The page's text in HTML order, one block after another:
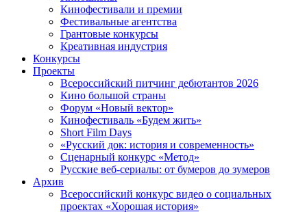
Кинофестивали и премии
Фестивальные агентства
Грантовые конкурсы
Креативная индустрия
Конкурсы
Проекты
Всероссийский питчинг дебютантов 2026
Кино большой страны
Форум «Новый вектор»
Кинофестиваль «Будем жить»
Short Film Days
«Русский док: история и современность»
Сценарный конкурс «Метод»
Русские веб-сериалы: от бумеров до зумеров
Архив
Всероссийский конкурс видео о социальных
проектах «Хорошая история»